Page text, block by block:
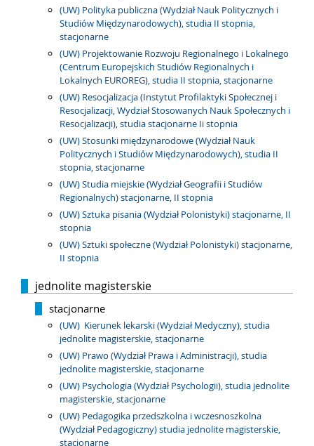
(UW) Polityka publiczna (Wydział Nauk Politycznych i
Studiów Międzynarodowych), studia II stopnia,
stacjonarne
(UW) Projektowanie Rozwoju Regionalnego i Lokalnego
(Centrum Europejskich Studiów Regionalnych i
Lokalnych EUROREG), studia II stopnia, stacjonarne
(UW) Resocjalizacja (Instytut Profilaktyki Społecznej i
Resocjalizacji, Wydział Stosowanych Nauk Społecznych i
Resocjalizacji), studia stacjonarne Ii stopnia
(UW) Stosunki międzynarodowe (Wydział Nauk
Politycznych i Studiów Międzynarodowych), studia II
stopnia, stacjonarne
(UW) Studia miejskie (Wydział Geografii i Studiów
Regionalnych) stacjonarne, II stopnia
(UW) Sztuka pisania (Wydział Polonistyki) stacjonarne, II
stopnia
(UW) Sztuki społeczne (Wydział Polonistyki) stacjonarne,
II stopnia
jednolite magisterskie
stacjonarne
(UW) Kierunek lekarski (Wydział Medyczny), studia
jednolite magisterskie, stacjonarne
(UW) Prawo (Wydział Prawa i Administracji), studia
jednolite magisterskie, stacjonarne
(UW) Psychologia (Wydział Psychologii), studia jednolite
magisterskie, stacjonarne
(UW) Pedagogika przedszkolna i wczesnoszkolna
(Wydział Pedagogiczny) studia jednolite magisterskie,
stacjonarne